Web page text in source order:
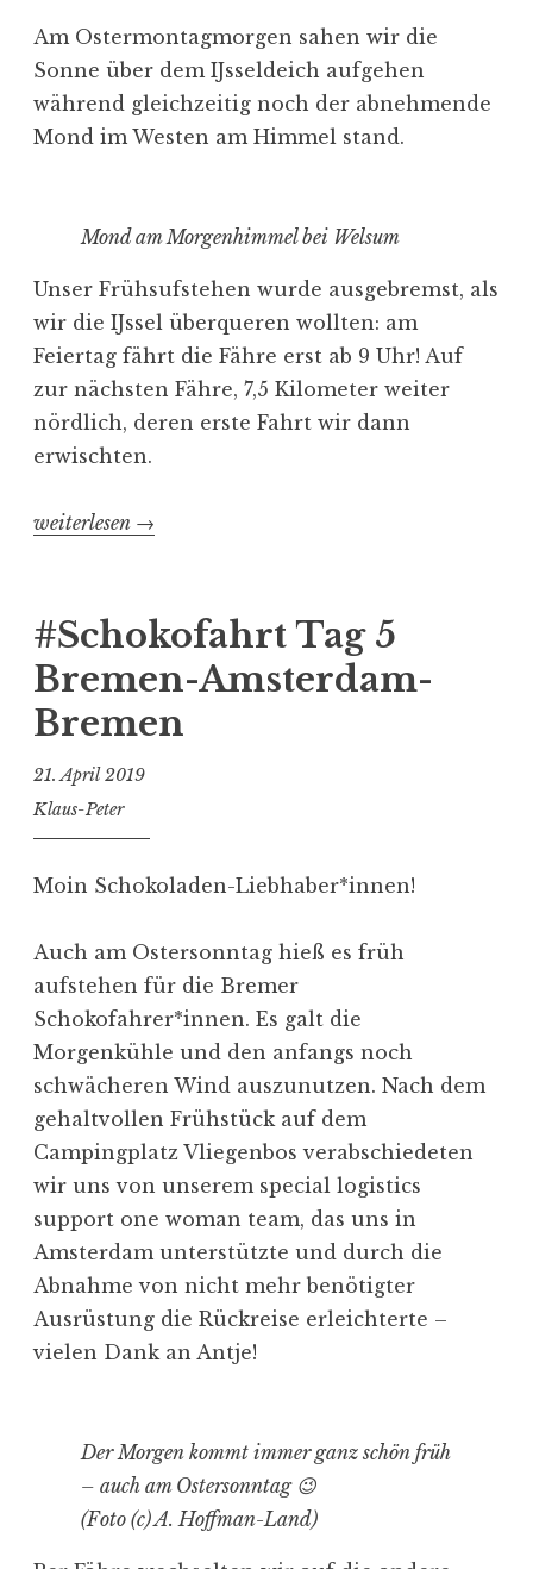
Am Ostermontagmorgen sahen wir die
Sonne über dem IJsseldeich aufgehen
während gleichzeitig noch der abnehmende
Mond im Westen am Himmel stand.
Mond am Morgenhimmel bei Welsum
Unser Frühsufstehen wurde ausgebremst, als
wir die IJssel überqueren wollten: am
Feiertag fährt die Fähre erst ab 9 Uhr! Auf
zur nächsten Fähre, 7,5 Kilometer weiter
nördlich, deren erste Fahrt wir dann
erwischten.
„#Schokofahrt
Bremen-
Amsterdam-
Bremen“
weiterlesen →
#Schokofahrt Tag 5
Bremen-Amsterdam-
Bremen
21. April 2019
Klaus-Peter
Moin Schokoladen-Liebhaber*innen!
Auch am Ostersonntag hieß es früh
aufstehen für die Bremer
Schokofahrer*innen. Es galt die
Morgenkühle und den anfangs noch
schwächeren Wind auszunutzen. Nach dem
gehaltvollen Frühstück auf dem
Campingplatz Vliegenbos verabschiedeten
wir uns von unserem special logistics
support one woman team, das uns in
Amsterdam unterstützte und durch die
Abnahme von nicht mehr benötigter
Ausrüstung die Rückreise erleichterte –
vielen Dank an Antje!
Der Morgen kommt immer ganz schön früh
– auch am Ostersonntag 😉
(Foto (c) A. Hoffman-Land)